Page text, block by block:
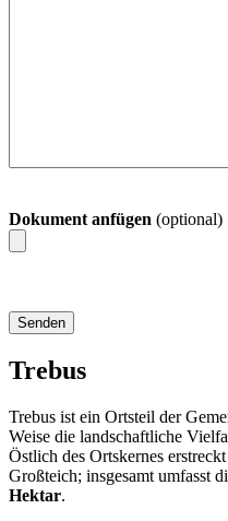
Dokument anfügen (optional)
Trebus
Trebus ist ein Ortsteil der
Weise die landschaftliche
Östlich des Ortskernes
Großteich; insgesamt umfasst
Hektar.